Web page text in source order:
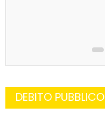
DEBITO PUBBLICO